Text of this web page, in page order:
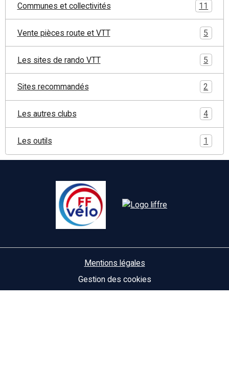
Communes et collectivités 11
Vente pièces route et VTT 5
Les sites de rando VTT 5
Sites recommandés 2
Les autres clubs 4
Les outils 1
Mentions légales
Gestion des cookies